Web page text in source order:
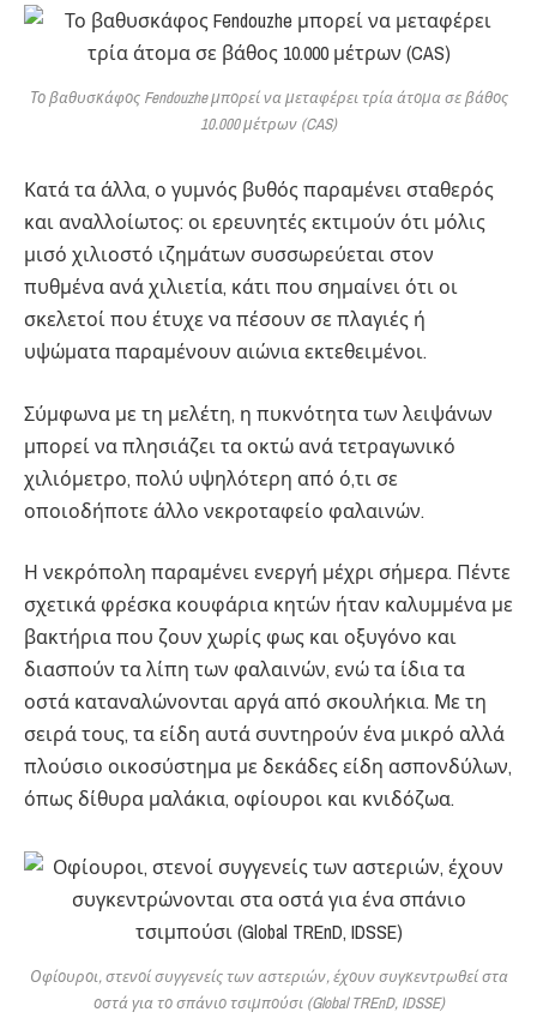
Το βαθυσκάφος Fendouzhe μπορεί να μεταφέρει τρία άτομα σε βάθος
10.000 μέτρων (CAS)
Κατά τα άλλα, ο γυμνός βυθός παραμένει σταθερός
και αναλλοίωτος: οι ερευνητές εκτιμούν ότι μόλις
μισό χιλιοστό ιζημάτων συσσωρεύεται στον
πυθμένα ανά χιλιετία, κάτι που σημαίνει ότι οι
σκελετοί που έτυχε να πέσουν σε πλαγιές ή
υψώματα παραμένουν αιώνια εκτεθειμένοι.
Σύμφωνα με τη μελέτη, η πυκνότητα των λειψάνων
μπορεί να πλησιάζει τα οκτώ ανά τετραγωνικό
χιλιόμετρο, πολύ υψηλότερη από ό,τι σε
οποιοδήποτε άλλο νεκροταφείο φαλαινών.
Η νεκρόπολη παραμένει ενεργή μέχρι σήμερα. Πέντε
σχετικά φρέσκα κουφάρια κητών ήταν καλυμμένα με
βακτήρια που ζουν χωρίς φως και οξυγόνο και
διασπούν τα λίπη των φαλαινών, ενώ τα ίδια τα
οστά καταναλώνονται αργά από σκουλήκια. Με τη
σειρά τους, τα είδη αυτά συντηρούν ένα μικρό αλλά
πλούσιο οικοσύστημα με δεκάδες είδη ασπονδύλων,
όπως δίθυρα μαλάκια, οφίουροι και κνιδόζωα.
Οφίουροι, στενοί συγγενείς των αστεριών, έχουν συγκεντρωθεί στα
οστά για το σπάνιο τσιμπούσι (Global TREnD, IDSSE)